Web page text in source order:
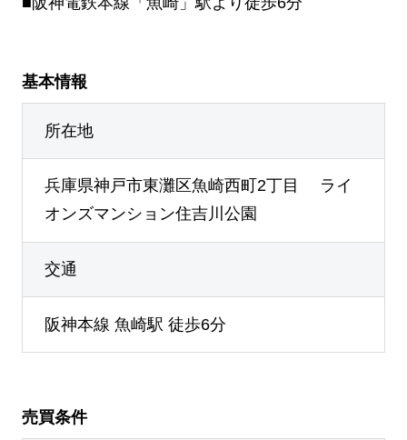
基本情報
所在地
兵庫県神戸市東灘区魚崎西町2丁目 ライ
オンズマンション住吉川公園
交通
阪神本線 魚崎駅 徒歩6分
売買条件